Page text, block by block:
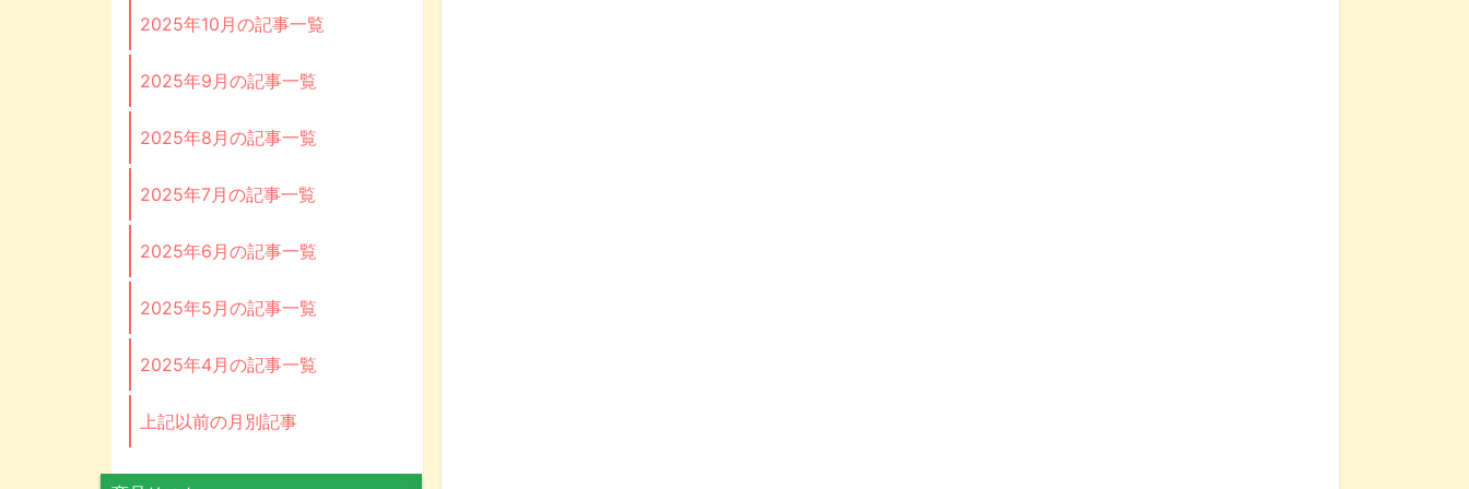
2025年10月の記事一覧
2025年9月の記事一覧
2025年8月の記事一覧
2025年7月の記事一覧
2025年6月の記事一覧
2025年5月の記事一覧
2025年4月の記事一覧
上記以前の月別記事